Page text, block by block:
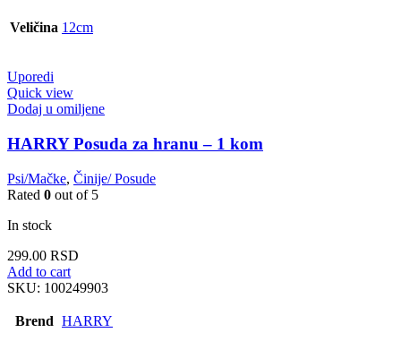
Veličina 12cm
Uporedi
Quick view
Dodaj u omiljene
HARRY Posuda za hranu – 1 kom
Psi/Mačke, Činije/ Posude
Rated 0 out of 5
In stock
299.00 RSD
Add to cart
SKU: 100249903
Brend HARRY